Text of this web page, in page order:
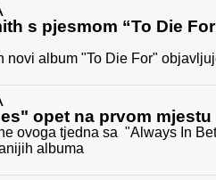
s pjesmom “To Die
novi album "To Die For"
opet na prvom mjestu
ovoga tjedna sa "Always In
albuma